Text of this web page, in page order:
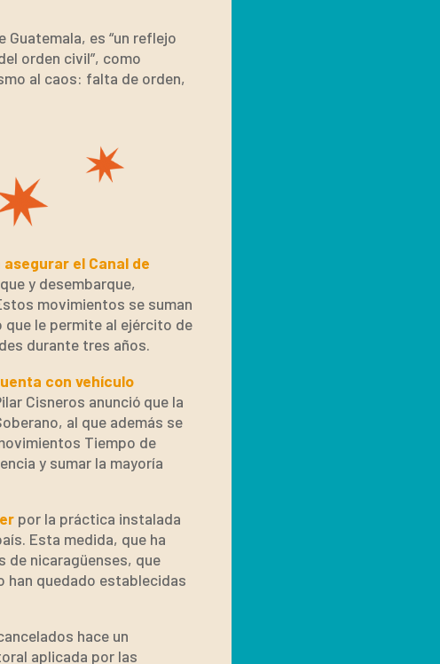
es “un reflejo
orden civil”, como
al caos: falta de orden,
el Canal de
y desembarque,
movimientos se suman
que le permite al ejército de
durante tres años.
con vehículo
Cisneros anunció que la
al que además se
Tiempo de
y sumar la mayoría
por la práctica instalada
Esta medida, que ha
de nicaragüenses, que
han quedado establecidas
hace un
aplicada por las